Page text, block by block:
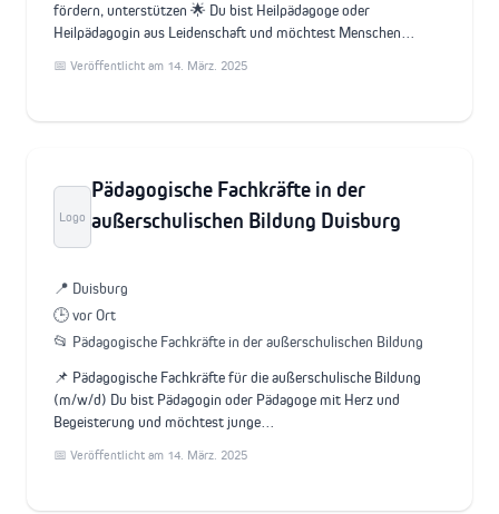
fördern, unterstützen 🌟 Du bist Heilpädagoge oder
Heilpädagogin aus Leidenschaft und möchtest Menschen…
📅 Veröffentlicht am 14. März. 2025
Logo
Pädagogische Fachkräfte in der
außerschulischen Bildung Duisburg
📍 Duisburg
🕒 vor Ort
📂 Pädagogische Fachkräfte in der außerschulischen Bildung
📌 Pädagogische Fachkräfte für die außerschulische Bildung
(m/w/d) Du bist Pädagogin oder Pädagoge mit Herz und
Begeisterung und möchtest junge…
📅 Veröffentlicht am 14. März. 2025